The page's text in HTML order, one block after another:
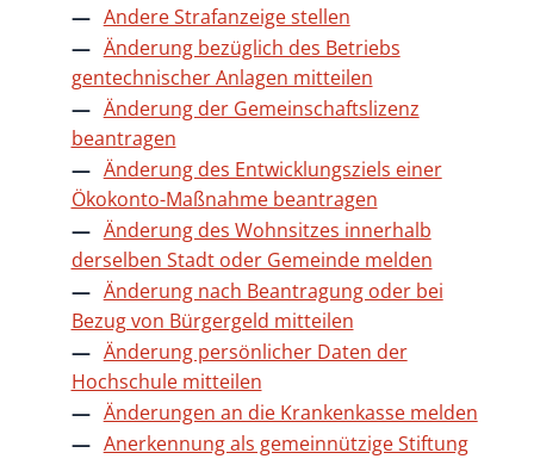
Andere Strafanzeige stellen
Änderung bezüglich des Betriebs
gentechnischer Anlagen mitteilen
Änderung der Gemeinschaftslizenz
beantragen
Änderung des Entwicklungsziels einer
Ökokonto-Maßnahme beantragen
Änderung des Wohnsitzes innerhalb
derselben Stadt oder Gemeinde melden
Änderung nach Beantragung oder bei
Bezug von Bürgergeld mitteilen
Änderung persönlicher Daten der
Hochschule mitteilen
Änderungen an die Krankenkasse melden
Anerkennung als gemeinnützige Stiftung